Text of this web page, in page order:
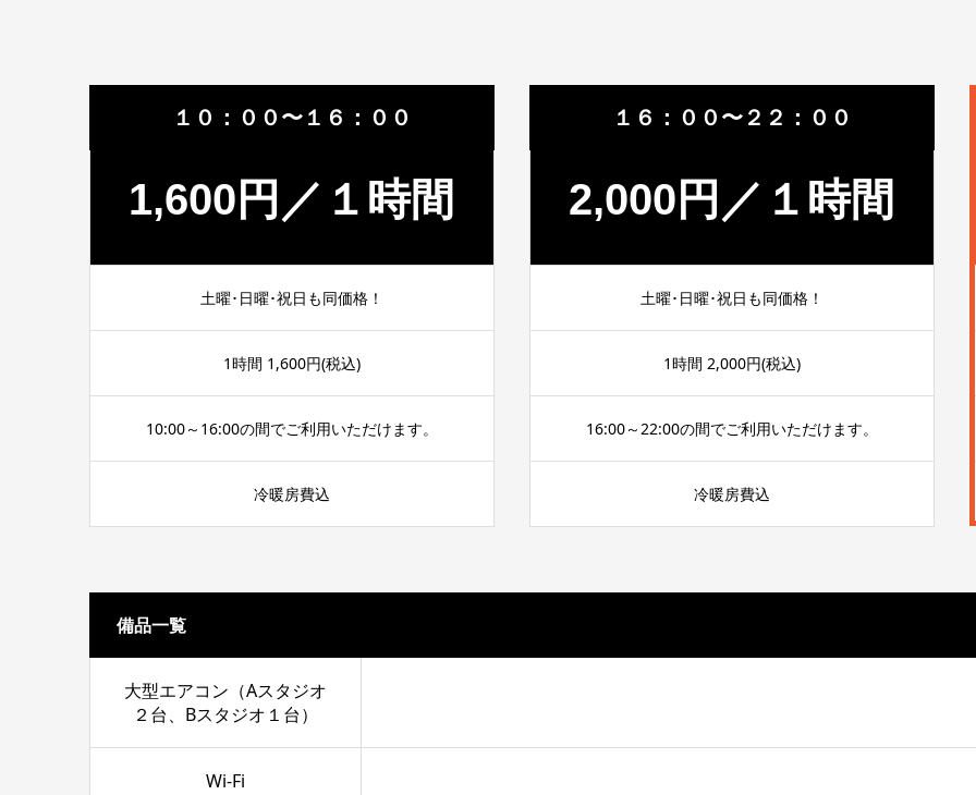
１０：００〜１６：００
1,600円／１時間
土曜･日曜･祝日も同価格！
1時間 1,600円(税込)
10:00～16:00の間でご利用いただけます。
冷暖房費込
１６：００〜２２：００
2,000円／１時間
土曜･日曜･祝日も同価格！
1時間 2,000円(税込)
16:00～22:00の間でご利用いただけます。
冷暖房費込
備品一覧
大型エアコン（Aスタジオ
２台、Bスタジオ１台）
Wi-Fi